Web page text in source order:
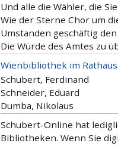
Und alle die Wähler, die
Wie der Sterne Chor um
Umstanden geschäftig
Die Würde des Amtes zu
Wienbibliothek im
Schubert, Ferdinand
Schneider, Eduard
Dumba, Nikolaus
Schubert-Online hat
Bibliotheken. Wenn Sie